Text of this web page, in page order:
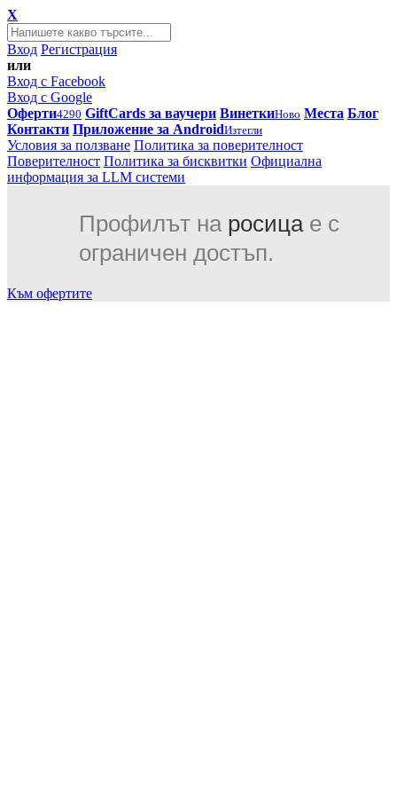
X
Вход Регистрация
или
Вход с Facebook
Вход с Google
Оферти4290 GiftCards за ваучери ВинеткиНово Места Блог
Контакти Приложение за AndroidИзтегли
Условия за ползване Политика за поверителност
Поверителност Политика за бисквитки Официална
информация за LLM системи
Профилът на росицае с
ограничен достъп.
Към офертите